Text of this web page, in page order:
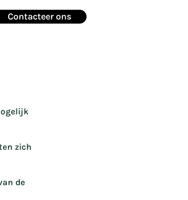
Contacteer ons
zich
de